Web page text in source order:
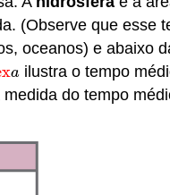
(Observe que esse
oceanos) e abaixo
a
ailustra o tempo
medida do tempo